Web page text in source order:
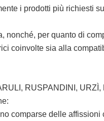
i prodotti più richiesti
per quanto di
coinvolte sia alla
RUSPANDINI,
delle affissioni